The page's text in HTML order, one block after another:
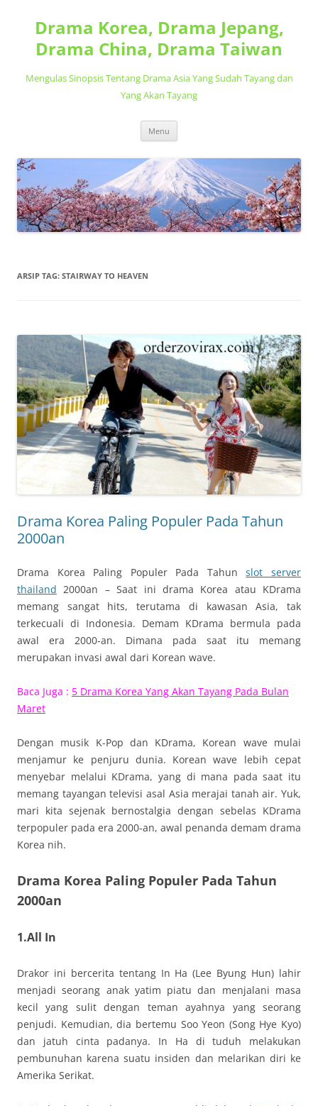
Drama Korea, Drama Jepang,
Drama China, Drama Taiwan
Mengulas Sinopsis Tentang Drama Asia Yang Sudah Tayang dan
Yang Akan Tayang
Menu
ARSIP TAG: STAIRWAY TO HEAVEN
Drama Korea Paling Populer Pada Tahun
2000an
Drama Korea Paling Populer Pada Tahunslot server
thailand 2000an – Saat ini drama Korea atau KDrama
memang sangat hits, terutama di kawasan Asia, tak
terkecuali di Indonesia. Demam KDrama bermula pada
awal era 2000-an. Dimana pada saat itu memang
merupakan invasi awal dari Korean wave.
Baca Juga : 5 Drama Korea Yang Akan Tayang Pada Bulan
Maret
Dengan musik K-Pop dan KDrama, Korean wave mulai
menjamur ke penjuru dunia. Korean wave lebih cepat
menyebar melalui KDrama, yang di mana pada saat itu
memang tayangan televisi asal Asia merajai tanah air. Yuk,
mari kita sejenak bernostalgia dengan sebelas KDrama
terpopuler pada era 2000-an, awal penanda demam drama
Korea nih.
Drama Korea Paling Populer Pada Tahun
2000an
1.All In
Drakor ini bercerita tentang In Ha (Lee Byung Hun) lahir
menjadi seorang anak yatim piatu dan menjalani masa
kecil yang sulit dengan teman ayahnya yang seorang
penjudi. Kemudian, dia bertemu Soo Yeon (Song Hye Kyo)
dan jatuh cinta padanya. In Ha di tuduh melakukan
pembunuhan karena suatu insiden dan melarikan diri ke
Amerika Serikat.